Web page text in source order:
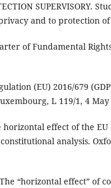
SUPERVISORY.
and to protection of
of Fundamental
(EU) 2016/679
L 119/1, 4 May
horizontal effect of the
analysis.
“horizontal effect” of